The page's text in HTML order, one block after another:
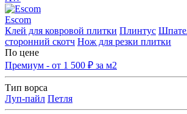
Escom
Клей для ковровой плитки Плинтус
сторонний скотч Нож для резки плитки
По цене
Премиум - от 1 500 ₽ за м2
Тип ворса
Луп-пайл Петля